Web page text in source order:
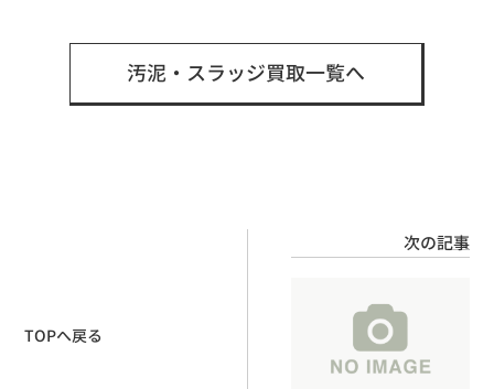
汚泥・スラッジ買取一覧へ
TOPへ戻る
次の記事